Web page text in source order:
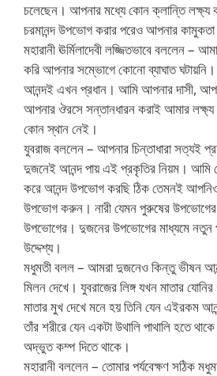
চলেছেন। আপনার মধ্যে কোন ক্লান্তি
চরমানন্দ উপভোগ করার পরেও আপনার
মহারানী ঊর্মিলাদেবী লজ্জিতভাবে বললেন –
করি আপনার সম্ভোগে কোনো ব্যাঘাত
আনন্দই এখন প্রধান। আমি আপনার দাসী,
আপনার ঔরসে সন্তানধারন করাই আমার
কোন স্থান নেই।
যুবরাজ বললেন – আপনার চিন্তাধারা সত্যই
দুজনেই আনন্দ পায় এই প্রকৃতির নিয়ম।
করে আনন্দ উপভোগ করছি ঠিক তেমনই আপনিও
উপভোগ করুন। নারী যেমন পুরুষের উপভোগের
উপভোগের। দুজনের উপভোগের মাধ্যমে নতুন
উদ্দেশ্য।
মধুমতী বলল – আমরা দুজনেও কিন্তু ভীষন
মিলন দেখে। যুবরাজের লিঙ্গ যখন মাতার
মাতার মুখ দেখে মনে হয় তিনি যেন এইরকম
তাঁর শরীরে যেন একটা উথালি পাথালি হতে
অদ্ভুত কম্প দিতে থাকে।
মহারানী বললেন – তোমার পর্যবেক্ষণ সঠিক